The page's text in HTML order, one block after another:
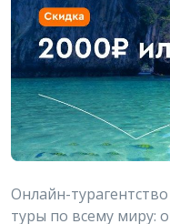
Онлайн-
туры по всему миру: